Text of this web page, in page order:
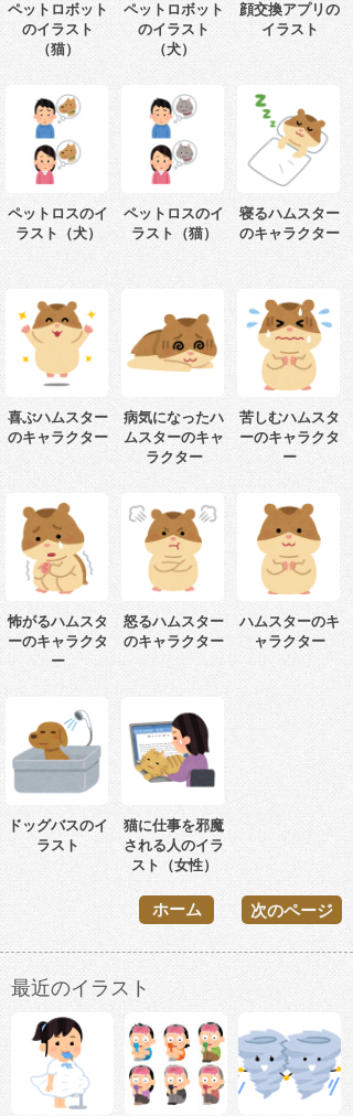
ペットロボット
のイラスト
（猫）
ペットロボット
のイラスト
（犬）
顔交換アプリの
イラスト
ペットロスのイ
ラスト（犬）
ペットロスのイ
ラスト（猫）
寝るハムスター
のキャラクター
喜ぶハムスター
のキャラクター
病気になったハ
ムスターのキャ
ラクター
苦しむハムスタ
ーのキャラクタ
ー
怖がるハムスタ
ーのキャラクタ
ー
怒るハムスター
のキャラクター
ハムスターのキ
ャラクター
ドッグバスのイ
ラスト
猫に仕事を邪魔
される人のイラ
スト（女性）
次のページ
ホーム
最近のイラスト